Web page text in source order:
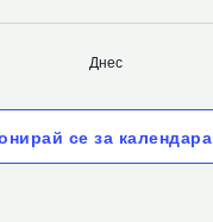
Днес
се за календара